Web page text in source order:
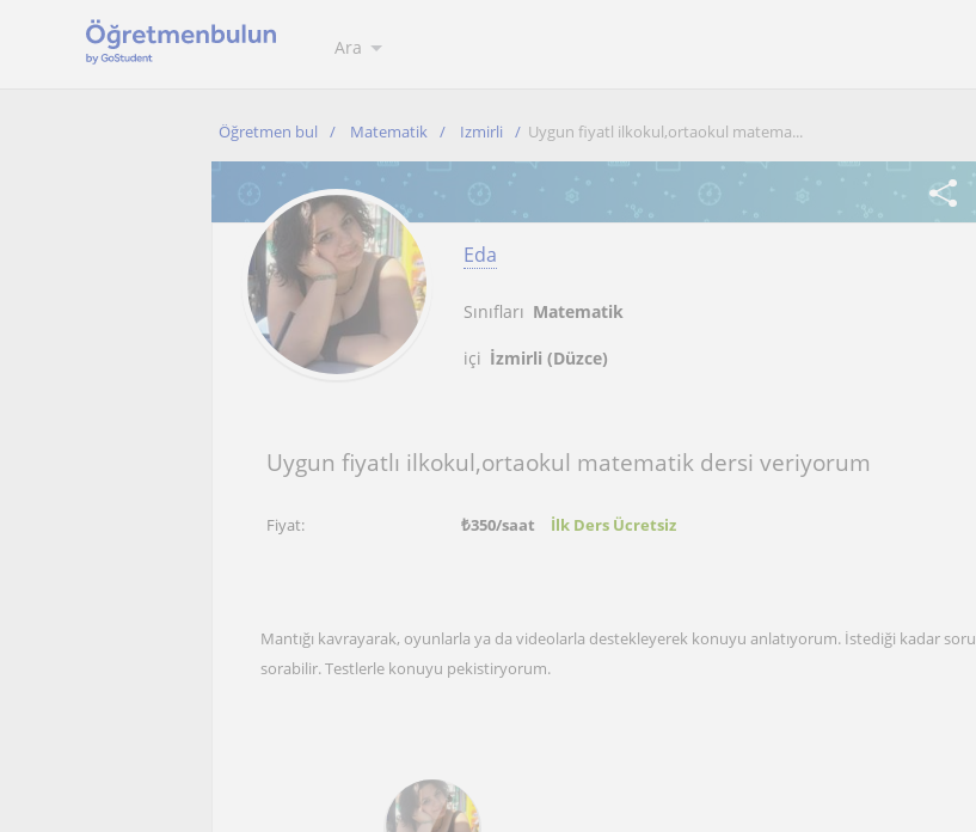
Ara
Öğretmen bul Matematik Izmirli Uygun fiyatl ilkokul,ortaokul matema...
Eda
Sınıfları Matematik
içi İzmirli (Düzce)
Uygun fiyatlı ilkokul,ortaokul matematik dersi veriyorum
Fiyat: ₺350/saat İlk Ders Ücretsiz
Mantığı kavrayarak, oyunlarla ya da videolarla destekleyerek konuyu anlatıyorum. İstediği kadar soru
sorabilir. Testlerle konuyu pekistiryorum.